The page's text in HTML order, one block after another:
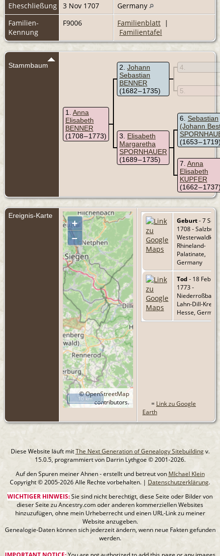
Eheschließung
3 Nov 1707
Germany
Familien-
Kennung
F9006 Familienblatt |
Familientafel
Stammbaum
1
Anna
Elisabeth
BENNER
(1708 – 1773)
2 Johann
Sebastian
BENNER
(1682 – 1735)
4
5
3
Elisabeth
Margaretha
SPORNHAUER
(1689 – 1735)
6 Sebastian
(Johann
(1653 –
7 Anna
Elisabeth
KUPFER
(1662 –
Ereignis-Karte
+
–
©OpenStreetMap
contributors.
10 km
Geburt- 7 Sep
1708 -
Rhineland-
Palatinate,
Germany
Tod - 18 Feb
1773 -
Niederroßbach,
Lahn-Dill-Kreis,
Hesse,
= Link zu Google
Earth
Diese Website läuft mitThe Next Generation of Genealogy Sitebuildingv.
15.0.5, programmiert von Darrin Lythgoe © 2001-2026.
Auf den Spuren meiner Ahnen - erstellt und betreut von MIchael Klein
Copyright © 2005-2026 Alle Rechte vorbehalten. | Datenschutzerklärung.
WICHTIGER HINWEIS:Sie sind nicht berechtigt, diese Seite oder Bilder von
dieser Seite zu Ancestry.com oder anderen kommerziellen Websites
hinzuzufügen, ohne mein Urheberrecht und einen URL-Link zu meiner
Website anzugeben.
Genealogie-Daten können sich jederzeit ändern, wenn neue Fakten gefunden
werden.